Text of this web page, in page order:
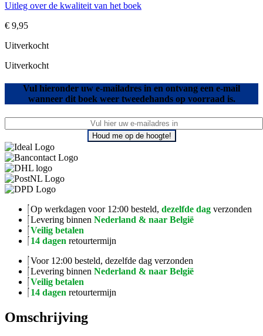
Uitleg over de kwaliteit van het boek
€ 9,95
Uitverkocht
Uitverkocht
Vul hieronder uw e-mailadres in en ontvang een e-mail
wanneer dit boek weer tweedehands op voorraad is.
Houd me op de hoogte!
Op werkdagen voor 12:00 besteld, dezelfde dag verzonden
Levering binnen Nederland & naar België
Veilig betalen
14 dagen retourtermijn
Voor 12:00 besteld, dezelfde dag verzonden
Levering binnen Nederland & naar België
Veilig betalen
14 dagen retourtermijn
Omschrijving